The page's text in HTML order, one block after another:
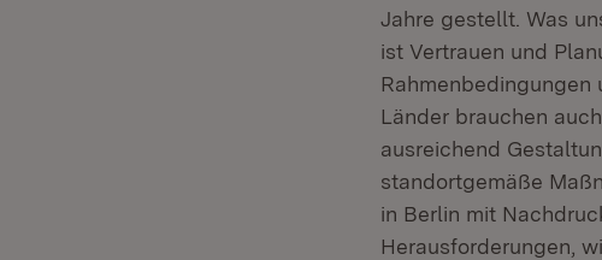
Jahre gestellt. Was
ist Vertrauen und
Rahmenbedingungen
Länder brauchen
ausreichend
standortgemäße
in Berlin mit
Herausforderungen,